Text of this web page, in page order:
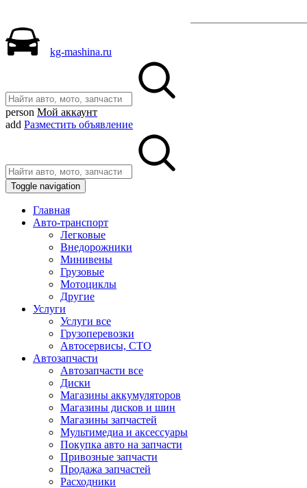
kg-mashina.ru
person Мой аккаунт
add Разместить объявление
Toggle navigation
Главная
Авто-транспорт
Легковые
Внедорожники
Минивены
Грузовые
Мотоциклы
Другие
Услуги
Услуги все
Грузоперевозки
Автосервисы, СТО
Автозапчасти
Автозапчасти все
Диски
Магазины аккумуляторов
Магазины дисков и шин
Магазины запчастей
Мультимедиа и аксессуары
Покупка авто на запчасти
Привозные запчасти
Продажа запчастей
Расходники